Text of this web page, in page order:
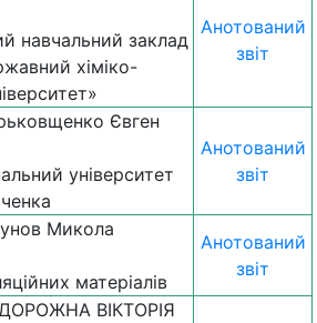
навчальний заклад
хіміко-
Анотований
звіт
Євген
університет
Анотований
звіт
Микола
матеріалів
Анотований
звіт
ВІКТОРІЯ